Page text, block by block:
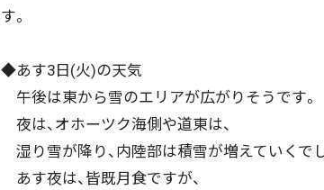
す。
◆あす3日(火)の天気
午後は東から雪のエリアが広がりそうです。
夜は、オホーツク海側や道東は、
湿り雪が降り、内陸部は積雪が増えていくでし
あす夜は、皆既月食ですが、